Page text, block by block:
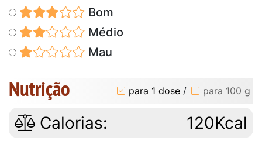
Bom
Médio
Mau
Nutrição para 1 dose / para 100 g
Calorias: 120Kcal